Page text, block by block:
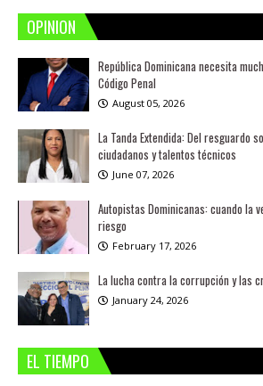
OPINION
República Dominicana necesita
Código Penal
August 05, 2026
La Tanda Extendida: Del resguardo
ciudadanos y talentos técnicos
June 07, 2026
Autopistas Dominicanas: cuando la
riesgo
February 17, 2026
La lucha contra la corrupción y las
January 24, 2026
EL TIEMPO